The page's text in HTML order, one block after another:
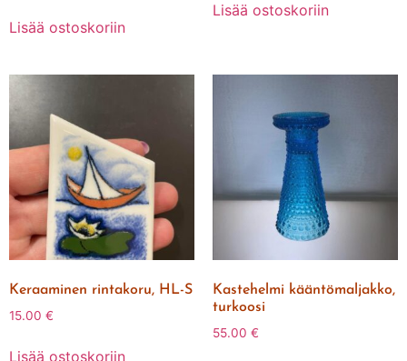
Lisää ostoskoriin
Lisää ostoskoriin
Keraaminen rintakoru, HL-S
15.00 €
Lisää ostoskoriin
Kastehelmi kääntömaljakko,
turkoosi
55.00 €